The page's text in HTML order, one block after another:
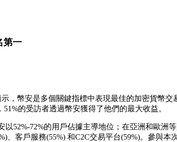
第一
，幣安是多個關鍵指標中表現最佳的加密貨幣
的受訪者透過幣安獲得了他們的最大收益。
52%-72%的用戶佔據主導地位；在亞洲和歐洲
客戶服務(55%) 和C2C交易平台(59%)。參與